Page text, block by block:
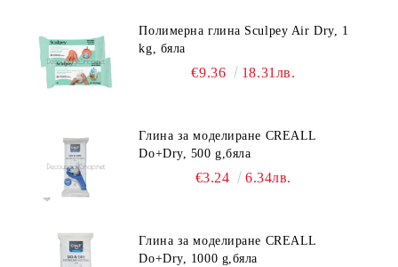
Полимерна глина Sculpey Air Dry, 1
kg, бяла
€9.36 18.31лв.
Глина за моделиране CREALL
Do+Dry, 500 g,бяла
€3.24 6.34лв.
Глина за моделиране CREALL
Do+Dry, 1000 g,бяла